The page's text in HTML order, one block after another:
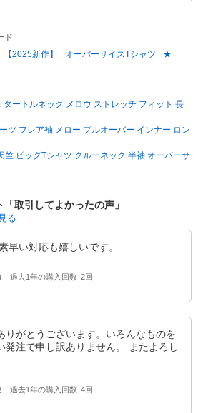
環境などにより実際の商品と多少色味が異
ド
【2025新作】 オーバーサイズTシャツ ★
ートルネック メロウ ストレッチ フィット 長
フレア袖 メロー プルオーバー インナー ロン
竺 ビッグTシャツ クルーネック 半袖 オーバーサ
取引してよかったの声」
る
早い対応も嬉しいです。
過去1年の購入回数 2回
りがとうございます。いろんなものを
発注で申し訳ありません。 またよろし
過去1年の購入回数 4回